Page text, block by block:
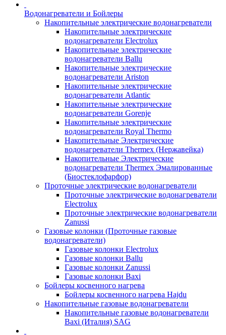
Водонагреватели и Бойлеры
Накопительные электрические водонагреватели
Накопительные электрические
водонагреватели Electrolux
Накопительные электрические
водонагреватели Ballu
Накопительные электрические
водонагреватели Ariston
Накопительные электрические
водонагреватели Atlantic
Накопительные электрические
водонагреватели Gorenje
Накопительные электрические
водонагреватели Royal Thermo
Накопительные Электрические
водонагреватели Thermex (Нержавейка)
Накопительные Электрические
водонагреватели Thermex Эмалированные
(Биостеклофарфор)
Проточные электрические водонагреватели
Проточные электрические водонагреватели
Electrolux
Проточные электрические водонагреватели
Zanussi
Газовые колонки (Проточные газовые
водонагреватели)
Газовые колонки Electrolux
Газовые колонки Ballu
Газовые колонки Zanussi
Газовые колонки Baxi
Бойлеры косвенного нагрева
Бойлеры косвенного нагрева Hajdu
Накопительные газовые водонагреватели
Накопительные газовые водонагреватели
Baxi (Италия) SAG